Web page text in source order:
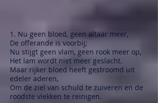
1. Nu geen bloed, geen altaar meer,
De offerande is voorbij;
Nu stijgt geen vlam, geen rook meer op,
Het lam wordt niet meer geslacht.
Maar rijker bloed heeft gestroomd uit
edeler aderen,
Om de ziel van schuld te zuiveren en de
roodste vlekken te reinigen.